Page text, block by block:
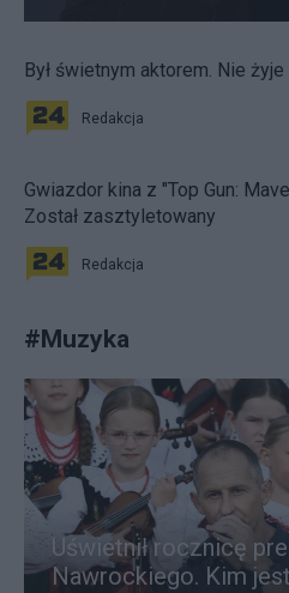
Był świetnym aktorem. Nie
Redakcja
Gwiazdor kina z "Top Gun:
Został zasztyletowany
Redakcja
#Muzyka
Uświetnił rocznicę
Nawrockiego. Kim